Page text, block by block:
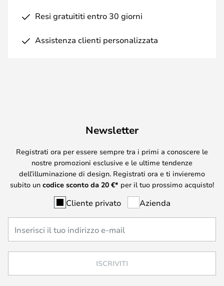
Resi gratuititi entro 30 giorni
Assistenza clienti personalizzata
Newsletter
Registrati ora per essere sempre tra i primi a conoscere le
nostre promozioni esclusive e le ultime tendenze
dell’illuminazione di design. Registrati ora e ti invieremo
subito un codice sconto da 20 €* per il tuo prossimo acquisto!
Cliente privato Azienda
ISCRIVITI